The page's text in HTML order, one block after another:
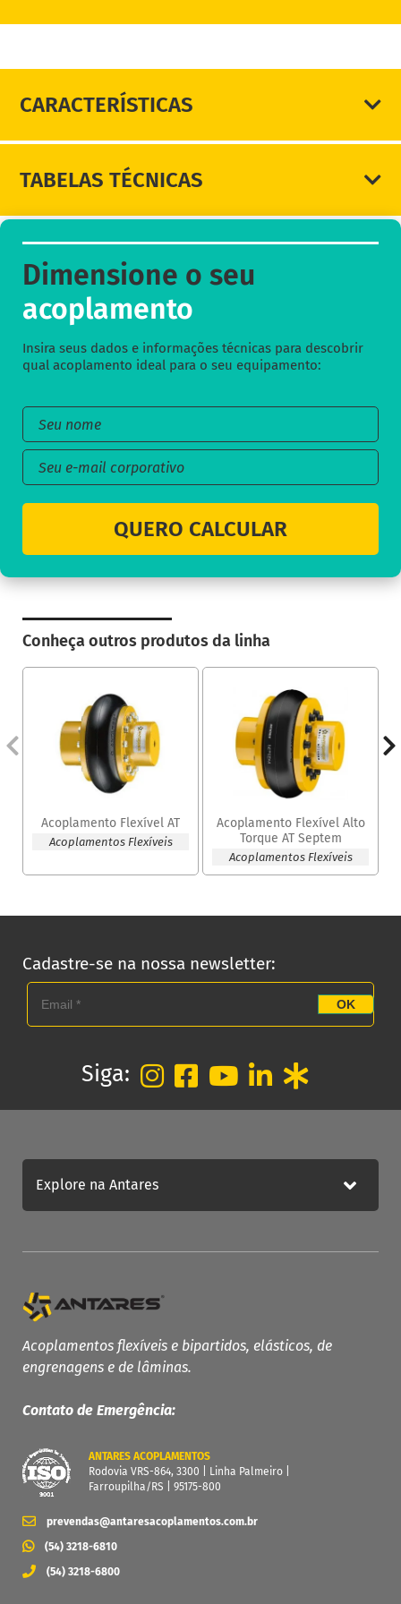
DIMENSIONE SEU ACOPLAMENTO
CARACTERÍSTICAS
TABELAS TÉCNICAS
Dimensione o seu
acoplamento
Insira seus dados e informações técnicas para descobrir
qual acoplamento ideal para o seu equipamento:
QUERO CALCULAR
Conheça outros produtos da linha
Acoplamento Flexível AT
Acoplamentos Flexíveis
Acoplamento Flexível Alto
Torque AT Septem
Acoplamentos Flexíveis
Cadastre-se na nossa newsletter:
OK
Siga:
Acoplamentos flexíveis e bipartidos, elásticos, de
engrenagens e de lâminas.
Contato de Emergência:
ANTARES ACOPLAMENTOS
Rodovia VRS-864, 3300 | Linha Palmeiro |
Farroupilha/RS | 95175-800
prevendas@antaresacoplamentos.com.br
(54) 3218-6810
(54) 3218-6800
Explore na Antares
PRODUTOS ANTARES
Linha Completa
Acoplamentos Flexíveis
Acoplamentos Elásticos
Acoplamento de Lâminas
Contra Recuos
MAIS
Garantia
Catálogo
Dimensione seu acoplamento
Central de Downloads